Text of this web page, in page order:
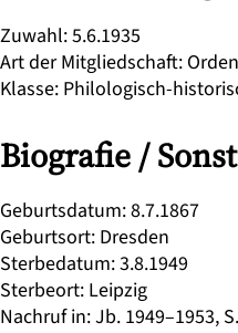
Zuwahl:5.6.1935
Art der Mitgliedschaft:
Klasse: Philologisch-
Biografie /
Geburtsdatum:8.7.1867
Geburtsort: Dresden
Sterbedatum:3.8.1949
Sterbeort: Leipzig
Nachruf in:Jb. 1949–1953,